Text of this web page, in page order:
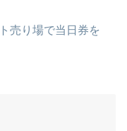
売り場で当日券を